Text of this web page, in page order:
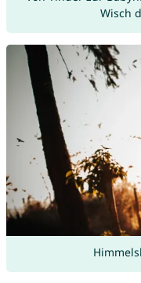
Wisch